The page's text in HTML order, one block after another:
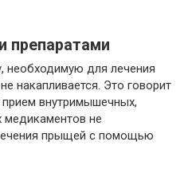
препаратами
необходимую для лечения
накапливается. Это говорит
внутримышечных,
медикаментов не
прыщей с помощью